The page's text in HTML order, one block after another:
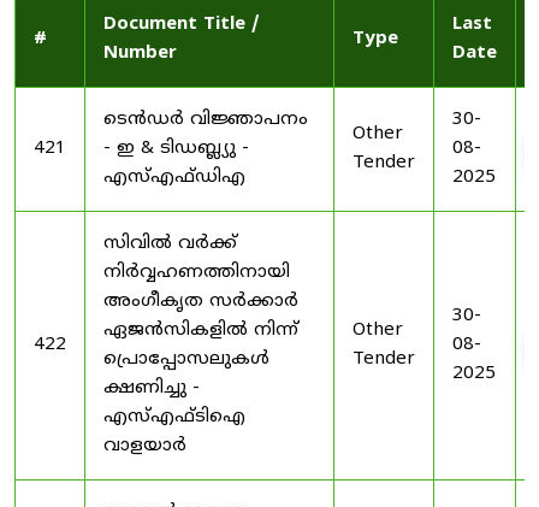
#
Document Title /
Number
Type
Last
Date
421
ടെൻഡർ വിജ്ഞാപനം
- ഇ & ടിഡബ്ല്യു -
എസ്എഫ്ഡിഎ
Other
Tender
30-
08-
2025
422
സിവിൽ വർക്ക്
നിർവ്വഹണത്തിനായി
അംഗീകൃത സർക്കാർ
ഏജൻസികളിൽ നിന്ന്
പ്രൊപ്പോസലുകൾ
ക്ഷണിച്ചു -
എസ്എഫ്ടിഐ
വാളയാർ
Other
Tender
30-
08-
2025